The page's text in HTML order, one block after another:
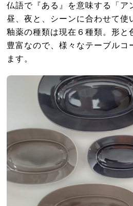
仏語で『ある』を意味する「ア
昼、夜と、シーンに合わせて使
釉薬の種類は現在６種類。形と
豊富なので、様々なテーブルコ
ます。